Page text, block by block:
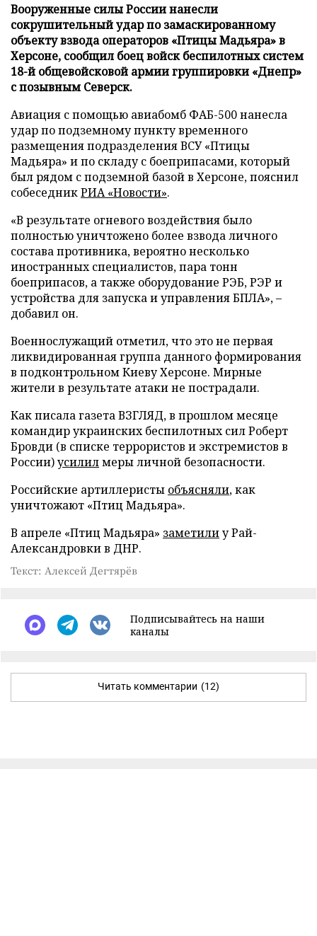
Вооруженные силы России нанесли
сокрушительный удар по замаскированному
объекту взвода операторов «Птицы Мадьяра» в
Херсоне, сообщил боец войск беспилотных систем
18-й общевойсковой армии группировки «Днепр»
с позывным Северск.
Авиация с помощью авиабомб ФАБ-500 нанесла
удар по подземному пункту временного
размещения подразделения ВСУ «Птицы
Мадьяра» и по складу с боеприпасами, который
был рядом с подземной базой в Херсоне, пояснил
собеседникРИА «Новости».
«В результате огневого воздействия было
полностью уничтожено более взвода личного
состава противника, вероятно несколько
иностранных специалистов, пара тонн
боеприпасов, а также оборудование РЭБ, РЭР и
устройства для запуска и управления БПЛА», –
добавил он.
Военнослужащий отметил, что это не первая
ликвидированная группа данного формирования
в подконтрольном Киеву Херсоне. Мирные
жители в результате атаки не пострадали.
Как писала газета ВЗГЛЯД, в прошлом месяце
командир украинских беспилотных сил Роберт
Бровди (в списке террористов и экстремистов в
России)усилилмеры личной безопасности.
Российские артиллеристы объясняли, как
уничтожают «Птиц Мадьяра».
В апреле «Птиц Мадьяра» заметилиу Рай-
Александровки в ДНР.
Текст: Алексей Дегтярёв
Подписывайтесь на наши
каналы
Читать комментарии (12)